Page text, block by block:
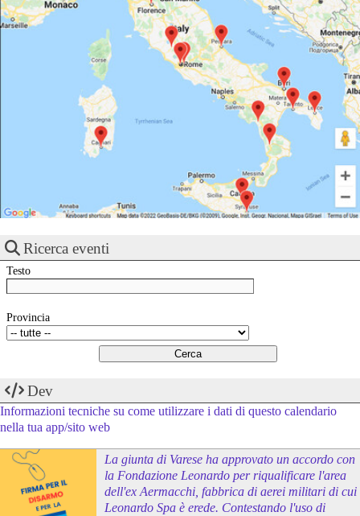
Ricerca eventi
Testo
Provincia
Dev
Informazioni tecniche su come utilizzare i dati di questo calendario
nella tua app/sito web
La giunta di Varese ha approvato un accordo con
la Fondazione Leonardo per riqualificare l'area
dell'ex Aermacchi, fabbrica di aerei militari di cui
Leonardo Spa è erede. Contestando l'uso di